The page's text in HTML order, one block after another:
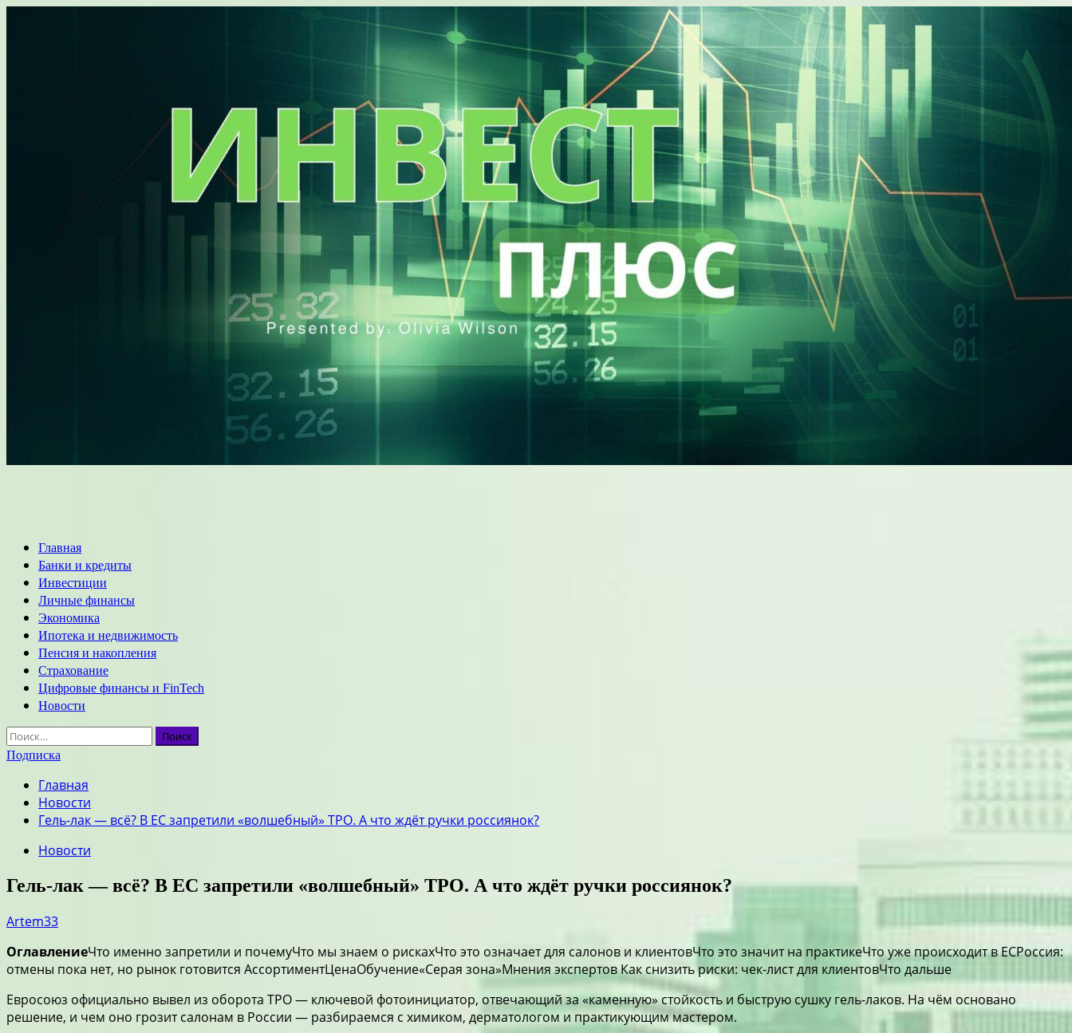
Основное
меню
Главная
Банки и кредиты
Инвестиции
Личные финансы
Экономика
Ипотека и недвижимость
Пенсия и накопления
Страхование
Цифровые финансы и FinTech
Новости
Найти:
Подписка
Главная
Новости
Гель-лак — всё? В ЕС запретили «волшебный» TPO. А что ждёт ручки россиянок?
Новости
Гель-лак — всё? В ЕС запретили «волшебный» TPO. А что ждёт ручки россиянок?
Artem33
ОглавлениеЧто именно запретили и почемуЧто мы знаем о рискахЧто это означает для салонов и клиентовЧто это значит на практикеЧто уже происходит в ЕСРоссия:
отмены пока нет, но рынок готовится АссортиментЦенаОбучение«Серая зона»Мнения экспертов Как снизить риски: чек-лист для клиентовЧто дальше
Евросоюз официально вывел из оборота TPO — ключевой фотоинициатор, отвечающий за «каменную» стойкость и быструю сушку гель-лаков. На чём основано
решение, и чем оно грозит салонам в России — разбираемся с химиком, дерматологом и практикующим мастером.